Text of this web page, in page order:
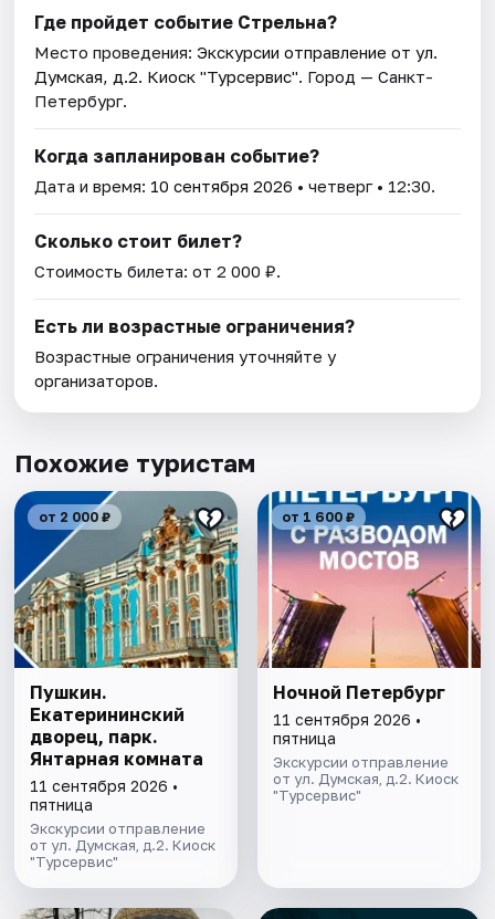
Где пройдет событие Стрельна?
Место проведения:Экскурсии отправление от ул.
Думская, д.2. Киоск "Турсервис". Город — Санкт-
Петербург.
Когда запланирован событие?
Дата и время: 10 сентября 2026 • четверг • 12:30.
Сколько стоит билет?
Стоимость билета: от 2 000 ₽.
Есть ли возрастные ограничения?
Возрастные ограничения уточняйте у
организаторов.
Похожие туристам
от 2 000 ₽
Пушкин.
Екатерининский
дворец, парк.
Янтарная комната
11 сентября 2026 •
пятница
Экскурсии отправление
от ул. Думская, д.2. Киоск
"Турсервис"
от 1 600 ₽
Ночной Петербург
11 сентября 2026 •
пятница
Экскурсии отправление
от ул. Думская, д.2. Киоск
"Турсервис"